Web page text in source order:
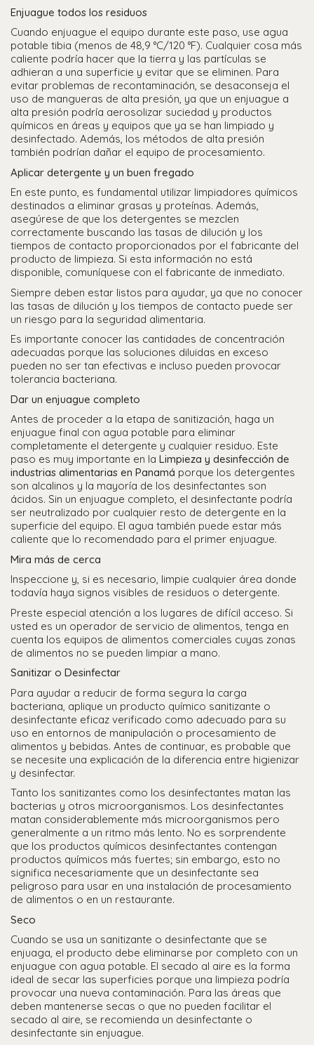
Enjuague todos los residuos
Cuando enjuague el equipo durante este paso, use agua
potable tibia (menos de 48,9 °C/120 °F). Cualquier cosa más
caliente podría hacer que la tierra y las partículas se
adhieran a una superficie y evitar que se eliminen. Para
evitar problemas de recontaminación, se desaconseja el
uso de mangueras de alta presión, ya que un enjuague a
alta presión podría aerosolizar suciedad y productos
químicos en áreas y equipos que ya se han limpiado y
desinfectado. Además, los métodos de alta presión
también podrían dañar el equipo de procesamiento.
Aplicar detergente y un buen fregado
En este punto, es fundamental utilizar limpiadores químicos
destinados a eliminar grasas y proteínas. Además,
asegúrese de que los detergentes se mezclen
correctamente buscando las tasas de dilución y los
tiempos de contacto proporcionados por el fabricante del
producto de limpieza. Si esta información no está
disponible, comuníquese con el fabricante de inmediato.
Siempre deben estar listos para ayudar, ya que no conocer
las tasas de dilución y los tiempos de contacto puede ser
un riesgo para la seguridad alimentaria.
Es importante conocer las cantidades de concentración
adecuadas porque las soluciones diluidas en exceso
pueden no ser tan efectivas e incluso pueden provocar
tolerancia bacteriana.
Dar un enjuague completo
Antes de proceder a la etapa de sanitización, haga un
enjuague final con agua potable para eliminar
completamente el detergente y cualquier residuo. Este
paso es muy importante en la Limpieza y desinfección de
industrias alimentarias en Panamá porque los detergentes
son alcalinos y la mayoría de los desinfectantes son
ácidos. Sin un enjuague completo, el desinfectante podría
ser neutralizado por cualquier resto de detergente en la
superficie del equipo. El agua también puede estar más
caliente que lo recomendado para el primer enjuague.
Mira más de cerca
Inspeccione y, si es necesario, limpie cualquier área donde
todavía haya signos visibles de residuos o detergente.
Preste especial atención a los lugares de difícil acceso. Si
usted es un operador de servicio de alimentos, tenga en
cuenta los equipos de alimentos comerciales cuyas zonas
de alimentos no se pueden limpiar a mano.
Sanitizar o Desinfectar
Para ayudar a reducir de forma segura la carga
bacteriana, aplique un producto químico sanitizante o
desinfectante eficaz verificado como adecuado para su
uso en entornos de manipulación o procesamiento de
alimentos y bebidas. Antes de continuar, es probable que
se necesite una explicación de la diferencia entre higienizar
y desinfectar.
Tanto los sanitizantes como los desinfectantes matan las
bacterias y otros microorganismos. Los desinfectantes
matan considerablemente más microorganismos pero
generalmente a un ritmo más lento. No es sorprendente
que los productos químicos desinfectantes contengan
productos químicos más fuertes; sin embargo, esto no
significa necesariamente que un desinfectante sea
peligroso para usar en una instalación de procesamiento
de alimentos o en un restaurante.
Seco
Cuando se usa un sanitizante o desinfectante que se
enjuaga, el producto debe eliminarse por completo con un
enjuague con agua potable. El secado al aire es la forma
ideal de secar las superficies porque una limpieza podría
provocar una nueva contaminación. Para las áreas que
deben mantenerse secas o que no pueden facilitar el
secado al aire, se recomienda un desinfectante o
desinfectante sin enjuague.